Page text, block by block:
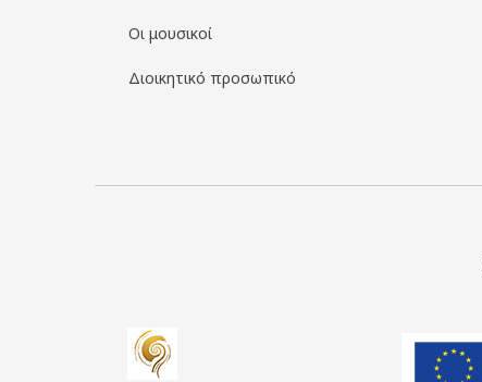
Οι μουσικοί
Διοικητικό προσωπικό